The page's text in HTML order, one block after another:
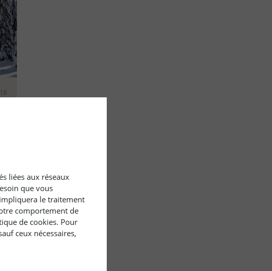
liées aux réseaux
que vous
le traitement
comportement de
de cookies. Pour
ceux nécessaires,